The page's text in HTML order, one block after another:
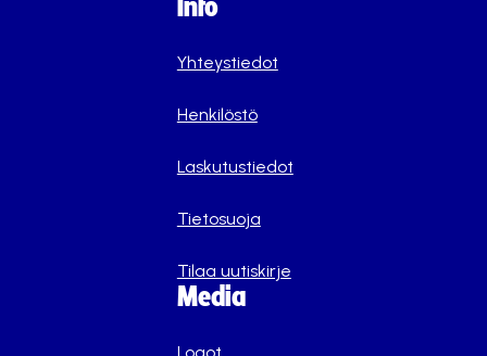
Info
Yhteystiedot
Henkilöstö
Laskutustiedot
Tietosuoja
Tilaa uutiskirje
Media